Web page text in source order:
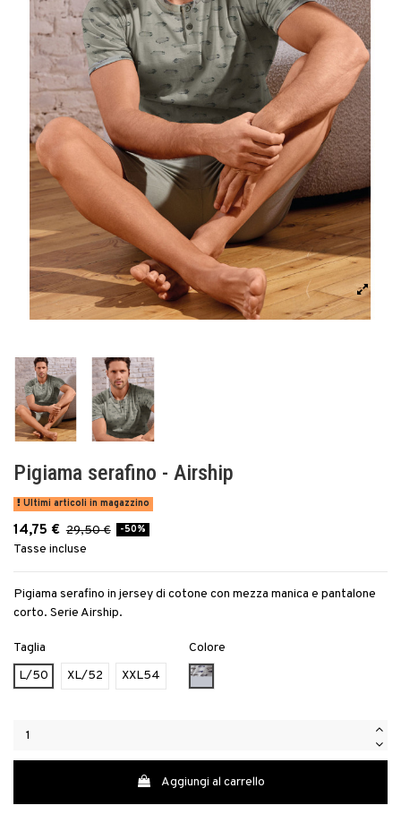
Pigiama serafino - Airship
Ultimi articoli in magazzino
14,75 € 29,50 € -50%
Tasse incluse
Pigiama serafino in jersey di cotone con mezza manica e pantalone
corto. Serie Airship.
Taglia
L/50
XL/52 XXL54
Colore
AZZURRO - 1122I_AIRSHIP
Aggiungi al carrello